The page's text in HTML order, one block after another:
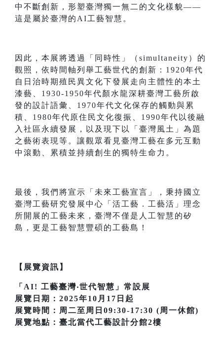
中不斷創新，形塑臺灣獨一無二的文化樣貌——
這是屬於臺灣的AI工藝智慧。
因此，本展將透過「同時性」（simultaneity）的
觀照，依時間軸列舉工藝世代的創新：1920年代
自日治時期殖民異文化下發展走向主體性的本土
漆藝、1930-1950年代顏水龍深耕臺灣工藝所啟
發的設計語彙、1970年代文化保存的觸動與累
積、1980年代原住民文化復振、1990年代以後融
入社區永續發展，以及現下以「臺灣風土」為題
之藝術表現等。讓觀眾看見臺灣工藝在多元互動
中滾動、累積並持續創生的獨特生命力。
最後，我們將宣示「未來工藝宣言」，秉持國立
臺灣工藝研究發展中心「活工藝．工藝活」理念
所開展的工藝未來，臺灣不僅是人工智慧的矽
島，更是工藝智慧豐碩的工藝島！
【展覽資訊】
「AI! 工藝臺灣‧世代智慧」常設展
展覽日期：2025年10月17日起
展覽時間：周二至周日09:30-17:30 (周一休館)
展覽地點：臺北當代工藝設計分館2樓